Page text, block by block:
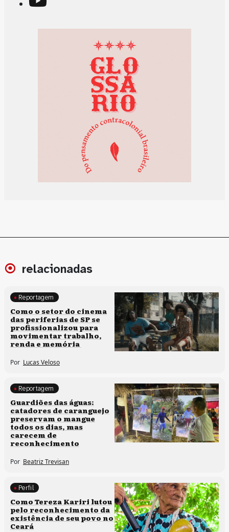
relacionadas
Políticas culturais
Reportagem
Como o setor do cinema
das periferias de SP se
profissionalizou para
movimentar trabalho,
renda e memória
Por Lucas Veloso
Clima e cultura
Reportagem
Guardiões das águas:
catadores de caranguejo
preservam o mangue
todos os dias, mas
carecem de
reconhecimento
Por Beatriz Trevisan
Comunidades tradicionais
Perfil
Como Tereza Kariri lutou
pelo reconhecimento da
existência de seu povo no
Ceará